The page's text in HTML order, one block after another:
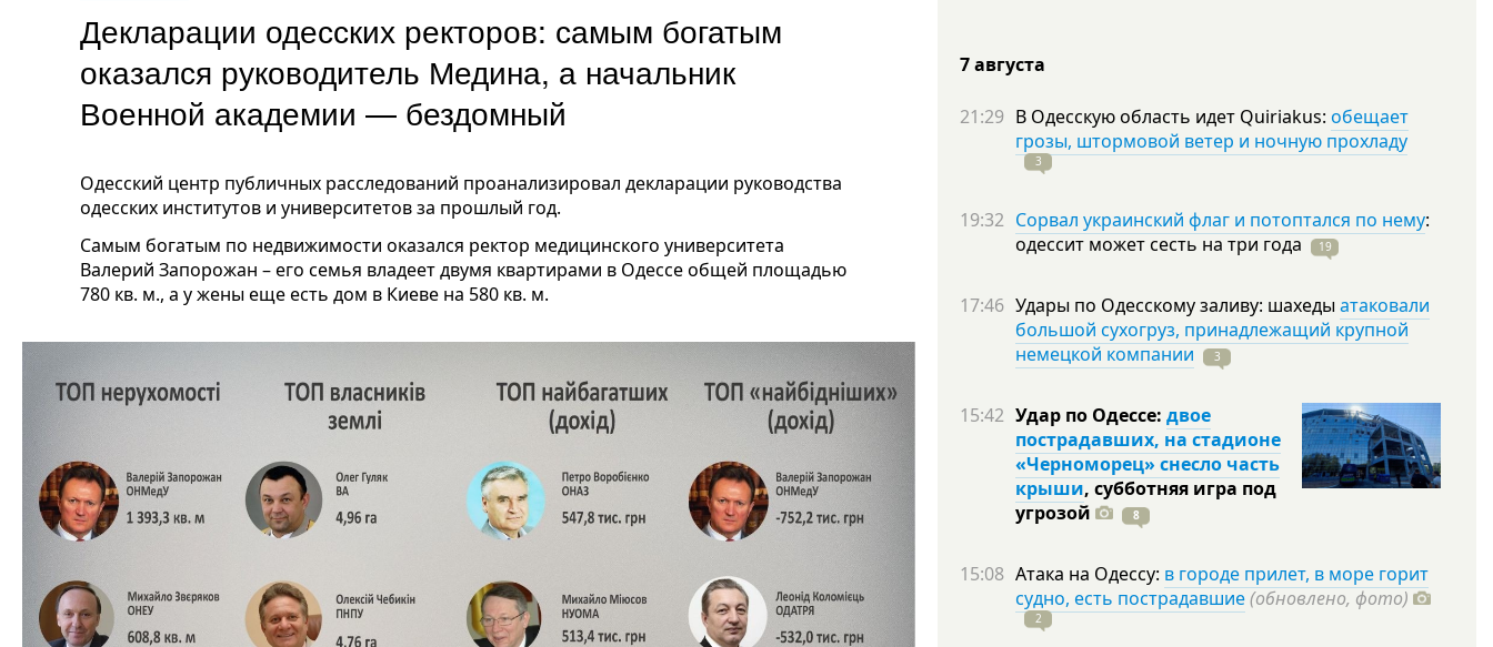
Декларации одесских ректоров: самым богатым
оказался руководитель Медина, а начальник
Военной академии — бездомный
Одесский центр публичных расследований проанализировал декларации руководства
одесских институтов и университетов за прошлый год.
Самым богатым по недвижимости оказался ректор медицинского университета
Валерий Запорожан – его семья владеет двумя квартирами в Одессе общей площадью
780 кв. м., а у жены еще есть дом в Киеве на 580 кв. м.
7 августа
21:29 В Одесскую область идет Quiriakus: обещает
грозы, штормовой ветер и ночную прохладу
3
19:32 Сорвал украинский флаг и потоптался по нему:
одессит может сесть на три года 19
17:46 Удары по Одесскому заливу: шахеды атаковали
большой сухогруз, принадлежащий крупной
немецкой компании
3
15:42 Удар по Одессе: двое
пострадавших, на стадионе
«Черноморец» снесло часть
крыши, субботняя игра под
угрозой
8
15:08 Атака на Одессу: в городе прилет, в море горит
судно, есть пострадавшие(обновлено, фото)
2